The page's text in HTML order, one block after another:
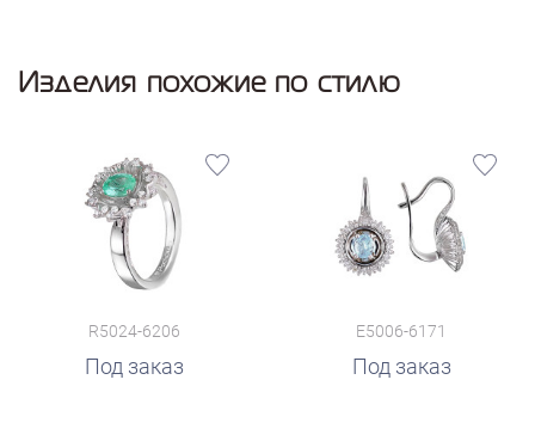
Изделия похожие по стилю
R5024-6206
Под заказ
E5006-6171
Под заказ